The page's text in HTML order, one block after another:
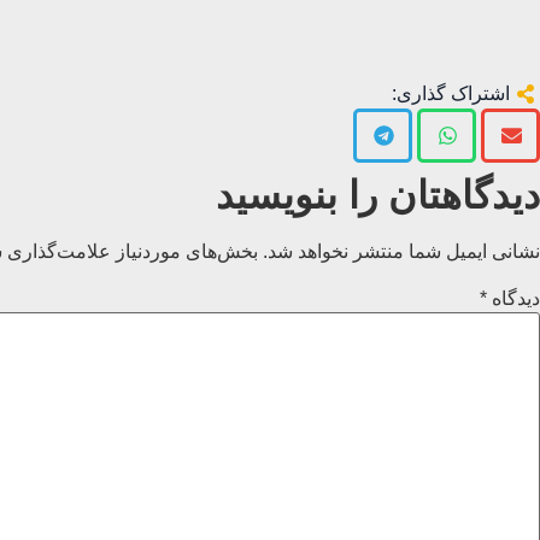
اشتراک گذاری:
دیدگاهتان را بنویسید
نشانی ایمیل شما منتشر نخواهد شد. بخش‌های موردنیاز علامت‌گذاری
دیدگاه *